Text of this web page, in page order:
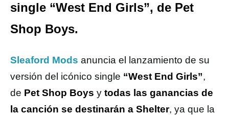
single “West End Girls”, de Pet
Shop Boys.
Sleaford Mods anuncia el lanzamiento de su
versión del icónico single “West End Girls”,
de Pet Shop Boys y todas las ganancias de
la canción se destinarán a Shelter, ya que la